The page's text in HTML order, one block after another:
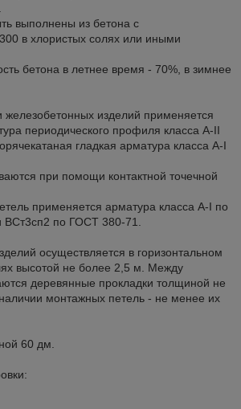
выполнены из бетона с
в хлористых солях или иными
бетона в летнее время - 70%, в зимнее
изделий применяется
периодического профиля класса A-II
гладкая арматура класса A-I
при помощи контактной точечной
применяется арматура класса А-I по
по ГОСТ 380-71.
осуществляется в горизонтальном
высотой не более 2,5 м. Между
деревянные прокладки толщиной не
монтажных петель - не менее их
60 дм.